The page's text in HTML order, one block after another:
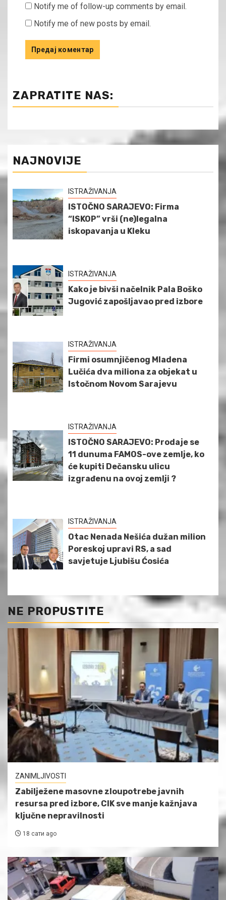
Notify me of follow-up comments by email.
Notify me of new posts by email.
ZAPRATITE NAS:
NAJNOVIJE
ISTRAŽIVANJA
ISTOČNO SARAJEVO: Firma
“ISKOP” vrši (ne)legalna
iskopavanja u Kleku
ISTRAŽIVANJA
Kako je bivši načelnik Pala Boško
Jugović zapošljavao pred izbore
ISTRAŽIVANJA
Firmi osumnjičenog Mladena
Lučića dva miliona za objekat u
Istočnom Novom Sarajevu
ISTRAŽIVANJA
ISTOČNO SARAJEVO: Prodaje se
11 dunuma FAMOS-ove zemlje, ko
će kupiti Dečansku ulicu
izgrađenu na ovoj zemlji ?
ISTRAŽIVANJA
Otac Nenada Nešića dužan milion
Poreskoj upravi RS, a sad
savjetuje Ljubišu Ćosića
NE PROPUSTITE
ZANIMLJIVOSTI
Zabilježene masovne zloupotrebe javnih
resursa pred izbore, CIK sve manje kažnjava
ključne nepravilnosti
18 сати ago